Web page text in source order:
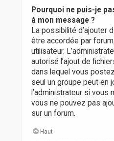
Pourquoi ne puis-je
à mon message ?
La possibilité d’ajouter
être accordée par
utilisateur.
autorisé l’ajout de
dans lequel vous
seul un groupe peut en
l’administrateur si vous
vous ne pouvez pas
sur un forum.
Haut